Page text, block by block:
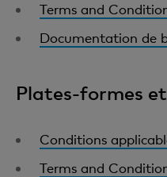
Terms and
Documentation de
Plates-formes
Conditions
Terms and